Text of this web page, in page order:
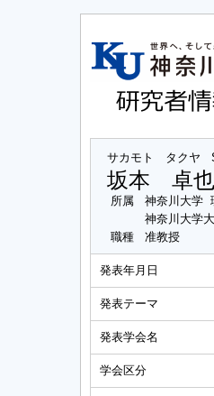
サカモト タクヤ
坂本 卓也
所属
神奈川大学
神奈川大学
職種
准教授
発表年月日
発表テーマ
発表学会名
学会区分